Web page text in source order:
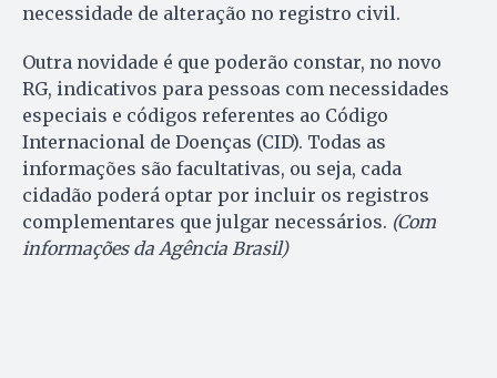
necessidade de alteração no registro civil.
Outra novidade é que poderão constar, no novo
RG, indicativos para pessoas com necessidades
especiais e códigos referentes ao Código
Internacional de Doenças (CID). Todas as
informações são facultativas, ou seja, cada
cidadão poderá optar por incluir os registros
complementares que julgar necessários. (Com
informações da Agência Brasil)